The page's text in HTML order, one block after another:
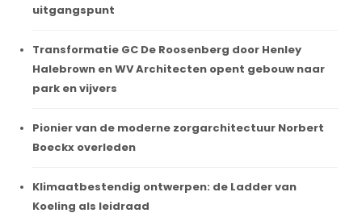
uitgangspunt
Transformatie GC De Roosenberg door Henley
Halebrown en WV Architecten opent gebouw naar
park en vijvers
Pionier van de moderne zorgarchitectuur Norbert
Boeckx overleden
Klimaatbestendig ontwerpen: de Ladder van
Koeling als leidraad